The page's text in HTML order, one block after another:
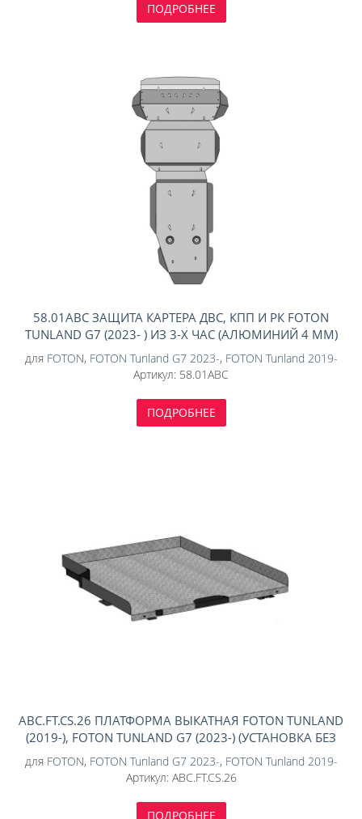
ПОДРОБНЕЕ
58.01ABC ЗАЩИТА КАРТЕРА ДВС, КПП И РК FOTON
TUNLAND G7 (2023- ) ИЗ 3-Х ЧАС (АЛЮМИНИЙ 4 ММ)
для FOTON, FOTON Tunland G7 2023-, FOTON Tunland 2019-
Артикул: 58.01ABC
ПОДРОБНЕЕ
ABC.FT.CS.26 ПЛАТФОРМА ВЫКАТНАЯ FOTON TUNLAND
(2019-), FOTON TUNLAND G7 (2023-) (УСТАНОВКА БЕЗ
ВКЛАДЫША)
для FOTON, FOTON Tunland G7 2023-, FOTON Tunland 2019-
Артикул: ABC.FT.CS.26
ПОДРОБНЕЕ